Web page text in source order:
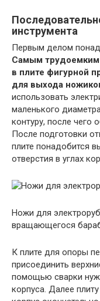
инструмента
Первым делом
Самым трудоемким
в плите фигурной
для выхода
использовать
маленького
контуру, после чего
После подготовки
плите понадобится
отверстия в углах
Ножи для
вращающегося
К плите для опоры
присоединить
помощью сварки
корпуса. Далее